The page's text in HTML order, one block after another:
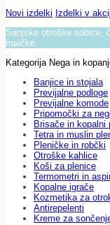
Novi izdelki Izdelki v
Sanjske otroške sobice,
malčke.
Kategorija Nega in
Banjice in stojala
Previjalne podloge
Previjalne komode
Pripomočki za
Brisače in kopalni
Tetra in muslin
Pleničke in robčki
Otroške kahlice
Koši za plenice
Termometri in
Kopalne igrače
Kozmetika za
Antirepelenti
Kreme za